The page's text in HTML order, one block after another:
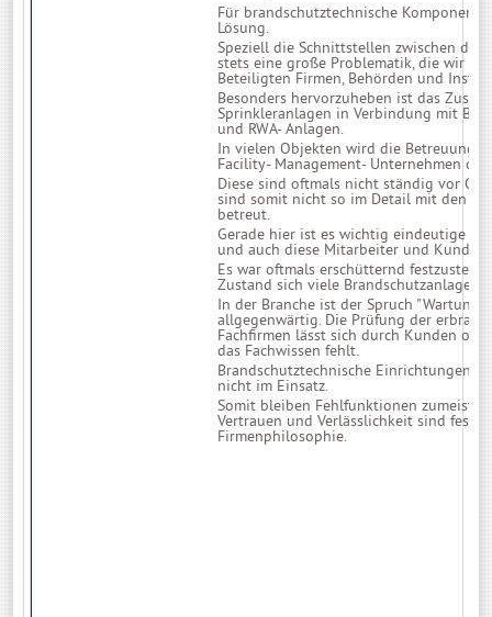
Für brandschutztechnische
Lösung.
Speziell die Schnittstellen zwischen
stets eine große Problematik, die wir
Beteiligten Firmen, Behörden und
Besonders hervorzuheben ist das
Sprinkleranlagen in Verbindung mit
und RWA- Anlagen.
In vielen Objekten wird die Betreuung
Facility- Management- Unternehmen
Diese sind oftmals nicht ständig vor
sind somit nicht so im Detail mit den
betreut.
Gerade hier ist es wichtig eindeutige zu
und auch diese Mitarbeiter und Kunden
Es war oftmals erschütternd
Zustand sich viele Brandschutzanlagen
In der Branche ist der Spruch "Wartung
allgegenwärtig. Die Prüfung der
Fachfirmen lässt sich durch Kunden
das Fachwissen fehlt.
Brandschutztechnische Einrichtungen
nicht im Einsatz.
Somit bleiben Fehlfunktionen zumeist
Vertrauen und Verlässlichkeit sind
Firmenphilosophie.